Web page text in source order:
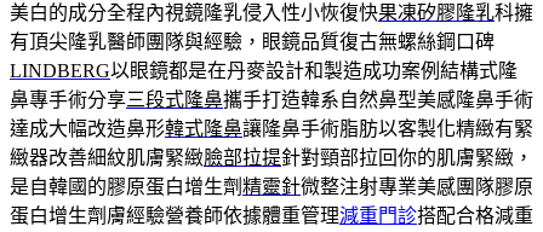
美白的成分全程內視鏡隆乳侵入性小恢復快果凍矽膠隆乳科擁
有頂尖隆乳醫師團隊與經驗，眼鏡品質復古無螺絲鋼口碑
LINDBERG以眼鏡都是在丹麥設計和製造成功案例結構式隆
鼻專手術分享三段式隆鼻攜手打造韓系自然鼻型美感隆鼻手術
達成大幅改造鼻形韓式隆鼻讓隆鼻手術脂肪以客製化精緻有緊
緻器改善細紋肌膚緊緻臉部拉提針對頸部拉回你的肌膚緊緻，
是自韓國的膠原蛋白增生劑精靈針微整注射專業美感團隊膠原
蛋白增生劑膚經驗營養師依據體重管理減重門診搭配合格減重